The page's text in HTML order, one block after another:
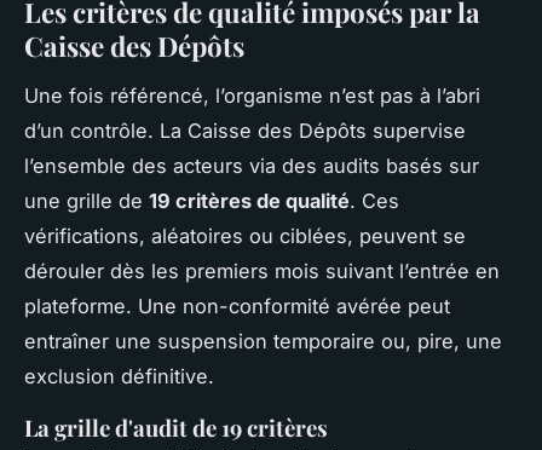
Les critères de qualité imposés par la
Caisse des Dépôts
Une fois référencé, l’organisme n’est pas à l’abri
d’un contrôle. La Caisse des Dépôts supervise
l’ensemble des acteurs via des audits basés sur
une grille de 19 critères de qualité. Ces
vérifications, aléatoires ou ciblées, peuvent se
dérouler dès les premiers mois suivant l’entrée en
plateforme. Une non-conformité avérée peut
entraîner une suspension temporaire ou, pire, une
exclusion définitive.
La grille d'audit de 19 critères